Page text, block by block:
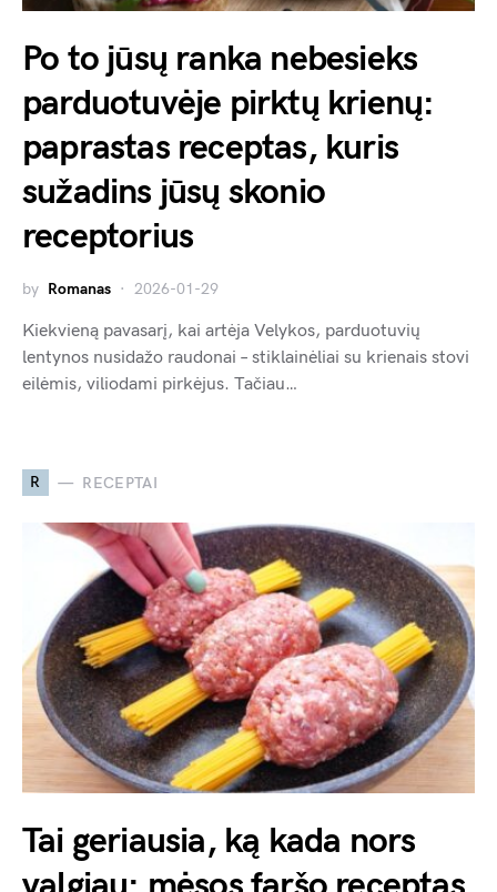
Po to jūsų ranka nebesieks
parduotuvėje pirktų krienų:
paprastas receptas, kuris
sužadins jūsų skonio
receptorius
by Romanas 2026-01-29
Kiekvieną pavasarį, kai artėja Velykos, parduotuvių
lentynos nusidažo raudonai – stiklainėliai su krienais stovi
eilėmis, viliodami pirkėjus. Tačiau…
R RECEPTAI
Tai geriausia, ką kada nors